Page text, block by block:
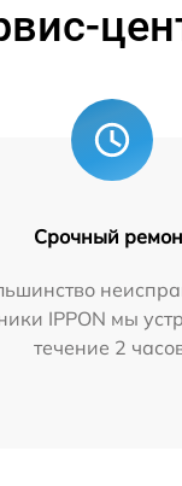
Срочный
IPPON мы
течение 2